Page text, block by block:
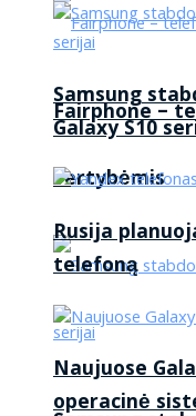
Fairphone –
vertybėmis
Samsung
Galaxy S10
Rusija
telefoną
Naujuose
operacinė